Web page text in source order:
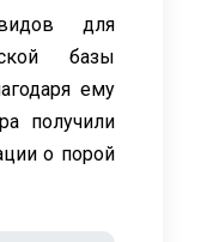
для
базы
ему
получили
о порой